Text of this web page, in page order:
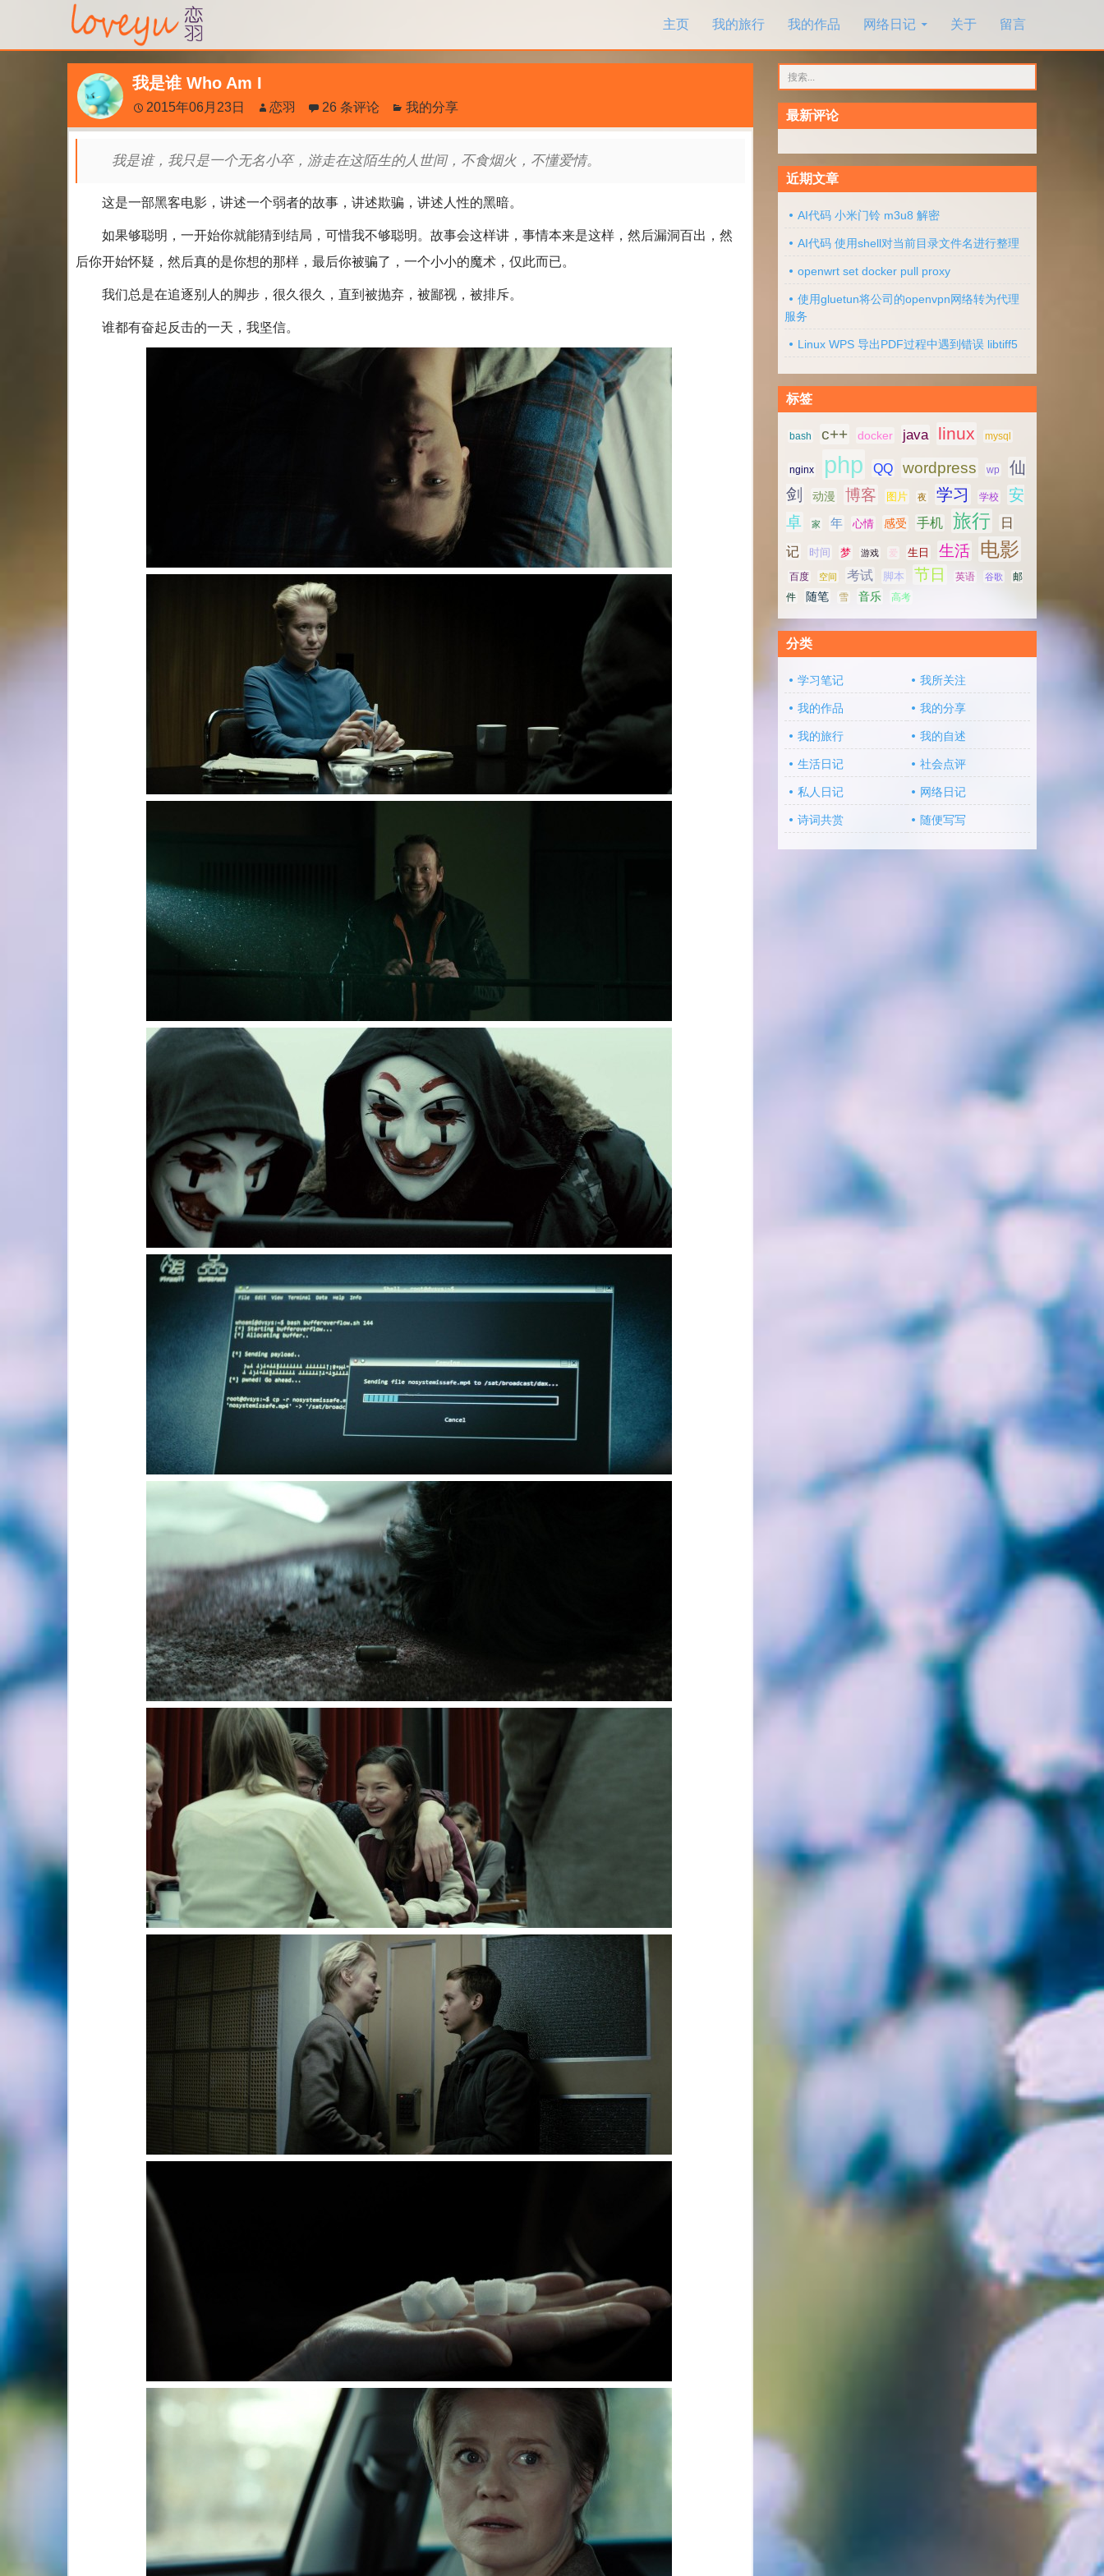
主页
我的旅行 我的作品 网络日记 关于 留言
我是谁 Who Am I
2015年06月23日 恋羽 26 条评论 我的分享
我是谁，我只是一个无名小卒，游走在这陌生的人世间，不食烟火，不懂爱情。
这是一部黑客电影，讲述一个弱者的故事，讲述欺骗，讲述人性的黑暗。
如果够聪明，一开始你就能猜到结局，可惜我不够聪明。故事会这样讲，事情本来是这样，然后漏洞百出，然
后你开始怀疑，然后真的是你想的那样，最后你被骗了，一个小小的魔术，仅此而已。
我们总是在追逐别人的脚步，很久很久，直到被抛弃，被鄙视，被排斥。
谁都有奋起反击的一天，我坚信。
索：
最新评论
近期文章
AI代码 小米门铃 m3u8 解密
AI代码 使用shell对当前目录文件名进行整理
openwrt set docker pull proxy
使用gluetun将公司的openvpn网络转为代理
服务
Linux WPS 导出PDF过程中遇到错误 libtiff5
标签
bash c++ docker java linux mysql
nginx php QQ wordpress wp
仙
剑
动漫 博客 图片 夜 学习 学校
安
卓
家 年 心情 感受 手机 旅行 日
记 时间 梦 游戏 爱 生日 生活 电影
百度 空间 考试 脚本 节日 英语 谷歌 邮
件 随笔 雪 音乐 高考
分类
学习笔记 我所关注
我的作品 我的分享
我的旅行 我的自述
生活日记 社会点评
私人日记 网络日记
诗词共赏 随便写写